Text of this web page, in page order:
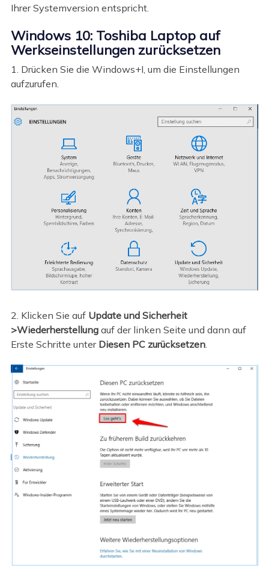
Ihrer Systemversion entspricht.
Windows 10: Toshiba Laptop auf
Werkseinstellungen zurücksetzen
1. Drücken Sie die Windows+I, um die Einstellungen
aufzurufen.
2. Klicken Sie auf Update und Sicherheit
>Wiederherstellung auf der linken Seite und dann auf
Erste Schritte unter Diesen PC zurücksetzen.